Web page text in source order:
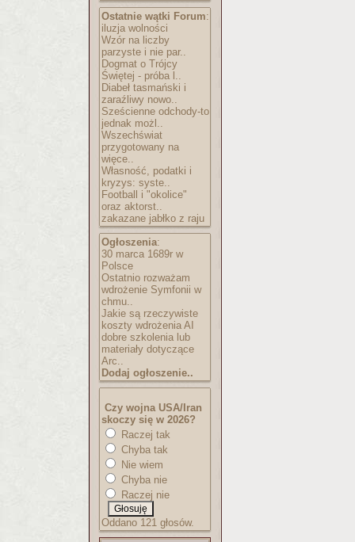
Ostatnie wątki Forum:
iluzja wolności
Wzór na liczby
parzyste i nie par..
Dogmat o Trójcy
Świętej - próba l..
Diabeł tasmański i
zaraźliwy nowo..
Sześcienne odchody-to
jednak możl..
Wszechświat
przygotowany na
więce..
Własność, podatki i
kryzys: syste..
Football i "okolice"
oraz aktorst..
zakazane jabłko z raju
Ogłoszenia:
30 marca 1689r w
Polsce
Ostatnio rozważam
wdrożenie Symfonii w
chmu..
Jakie są rzeczywiste
koszty wdrożenia AI
dobre szkolenia lub
materiały dotyczące
Arc..
Dodaj ogłoszenie..
Czy wojna USA/Iran
skoczy się w 2026?
Raczej tak
Chyba tak
Nie wiem
Chyba nie
Raczej nie
Oddano 121 głosów.